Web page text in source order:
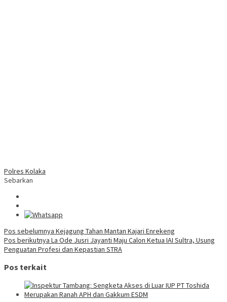
Polres Kolaka
Sebarkan
Navigasi
pos
Pos sebelumnya Kejagung Tahan Mantan Kajari Enrekeng
Pos berikutnya La Ode Jusri Jayanti Maju Calon Ketua IAI Sultra, Usung
Penguatan Profesi dan Kepastian STRA
Pos terkait